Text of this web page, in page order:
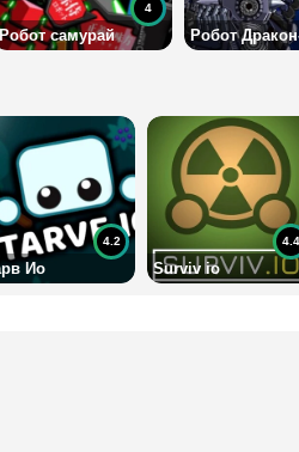
Робот самурай
4
Робот
Ио
4.2
Surviv io
4.4